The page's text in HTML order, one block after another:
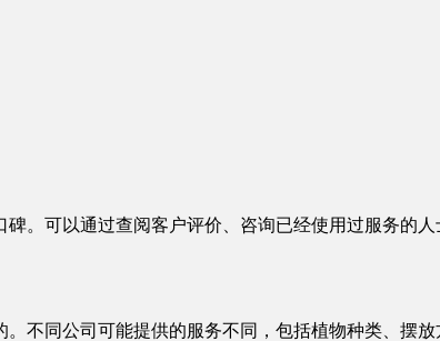
。可以通过查阅客户评价、咨询已经使用过服务的
不同公司可能提供的服务不同，包括植物种类、摆